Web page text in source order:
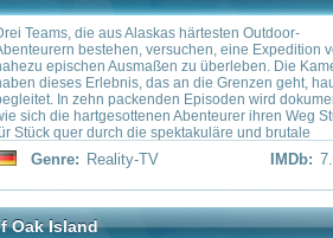
im Westerwald
Deals im Westerwald" is a Series on
It's the remake of Steel Buddies -
(2014).
TV IMDb:7.6 / 10
LOL: